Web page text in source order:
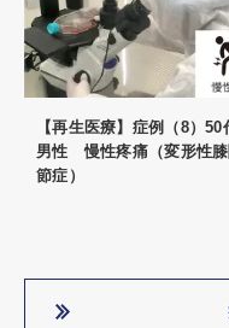
【再生医療】症例（8）50
男性 慢性疼痛（変形性
節症）